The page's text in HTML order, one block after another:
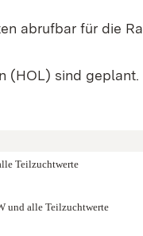
abrufbar für die
(HOL) sind geplant.
Teilzuchtwerte
und alle Teilzuchtwerte